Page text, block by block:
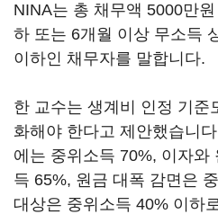
NINA는 총 채무액 5000만
하 또는 6개월 이상 무소득
이하인 채무자를 말합니다.
한 교수는 생계비 인정 기준
화해야 한다고 제안했습니
에는 중위소득 70%, 이자와
득 65%, 원금 대폭 감면은
대상은 중위소득 40% 이하